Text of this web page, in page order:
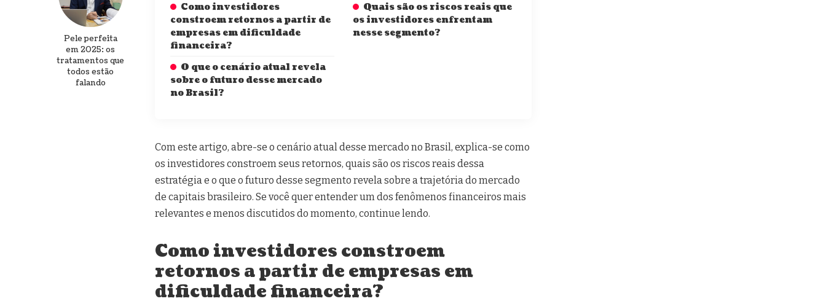
Pele perfeita
em 2025: os
tratamentos que
todos estão
falando
Como investidores
constroem retornos a partir de
empresas em dificuldade
financeira?
Quais são os riscos reais que
os investidores enfrentam
nesse segmento?
O que o cenário atual revela
sobre o futuro desse mercado
no Brasil?
Com este artigo, abre-se o cenário atual desse mercado no Brasil, explica-se como
os investidores constroem seus retornos, quais são os riscos reais dessa
estratégia e o que o futuro desse segmento revela sobre a trajetória do mercado
de capitais brasileiro. Se você quer entender um dos fenômenos financeiros mais
relevantes e menos discutidos do momento, continue lendo.
Como investidores constroem
retornos a partir de empresas em
dificuldade financeira?